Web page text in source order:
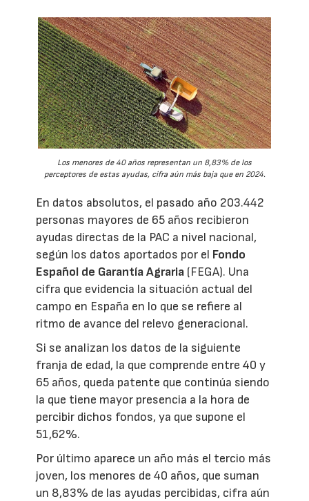
Los menores de 40 años representan un 8,83% de los
perceptores de estas ayudas, cifra aún más baja que en 2024.
En datos absolutos, el pasado año 203.442
personas mayores de 65 años recibieron
ayudas directas de la PAC a nivel nacional,
según los datos aportados por el Fondo
Español de Garantía Agraria (FEGA). Una
cifra que evidencia la situación actual del
campo en España en lo que se refiere al
ritmo de avance del relevo generacional.
Si se analizan los datos de la siguiente
franja de edad, la que comprende entre 40 y
65 años, queda patente que continúa siendo
la que tiene mayor presencia a la hora de
percibir dichos fondos, ya que supone el
51,62%.
Por último aparece un año más el tercio más
joven, los menores de 40 años, que suman
un 8,83% de las ayudas percibidas, cifra aún